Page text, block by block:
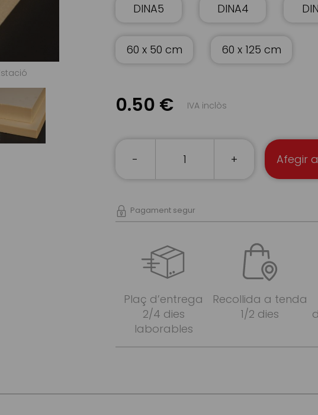
DINA5 DINA4
60 x 50 cm 60 x 125 cm
0.50 € IVA inclòs
- + Afegir
Pagament segur
Plaç d’entrega
2/4 dies
laborables
Recollida a tenda
1/2 dies